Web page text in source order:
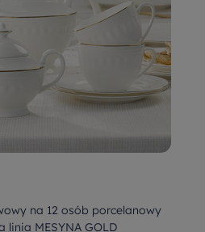
na 12 osób porcelanowy
linia MESYNA GOLD